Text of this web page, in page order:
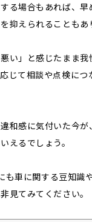
る場合もあれば、早
抑えられることもあ
悪い」と感じたまま
じて相談や点検に
和感に気付いた今
えるでしょう。
も車に関する豆知識
見てみてください。